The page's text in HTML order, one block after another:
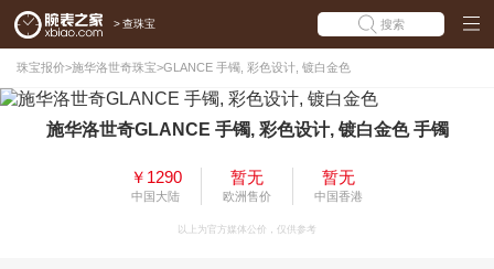
> 查珠宝 搜索
珠宝报价>施华洛世奇珠宝>GLANCE 手镯, 彩色设计, 镀白金色
施华洛世奇GLANCE 手镯, 彩色设计, 镀白金色 手镯
￥1290
中国大陆
暂无
欧洲售价
暂无
中国香港
以上为官方媒体公价，仅供参考